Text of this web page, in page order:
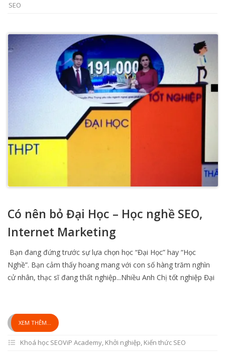
SEO
Có nên bỏ Đại Học – Học nghề SEO,
Internet Marketing
Bạn đang đứng trước sự lựa chọn học “Đại Học” hay “Học
Nghề”. Bạn cảm thấy hoang mang với con số hàng trăm nghìn
cử nhân, thạc sĩ đang thất nghiệp...Nhiều Anh Chị tốt nghiệp Đại
XEM THÊM...
Khoá học SEOViP Academy, Khởi nghiệp, Kiến thức SEO